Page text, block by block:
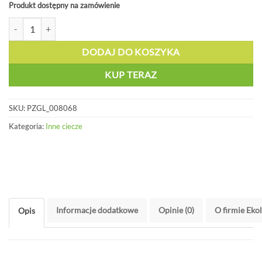
Produkt dostępny na zamówienie
DODAJ DO KOSZYKA
KUP TERAZ
SKU: PZGL_008068
Kategoria: Inne ciecze
Opis Informacje dodatkowe Opinie (0) O firmie